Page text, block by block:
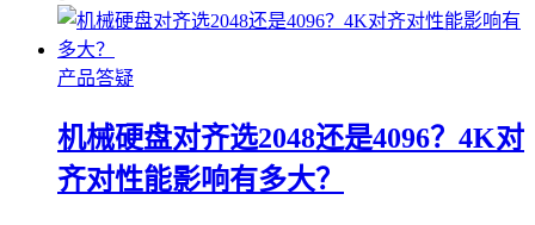
产品答疑
机械硬盘对齐选2048还是4096？4K对
齐对性能影响有多大？